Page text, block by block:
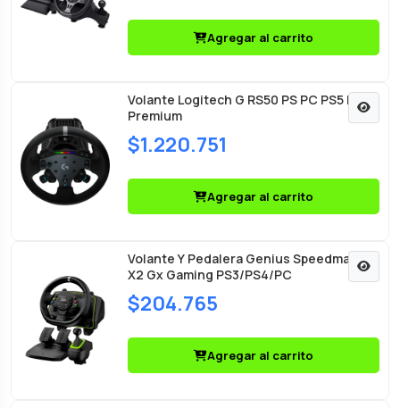
Agregar al carrito
Volante Logitech G RS50 PS PC PS5 PS4
Premium
$1.220.751
Agregar al carrito
Volante Y Pedalera Genius Speedmaster
X2 Gx Gaming PS3/PS4/PC
$204.765
Agregar al carrito